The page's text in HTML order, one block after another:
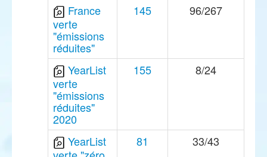
France
verte
"émissions
réduites"
145 96/267
YearList
verte
"émissions
réduites"
2020
155 8/24
YearList
81 33/43